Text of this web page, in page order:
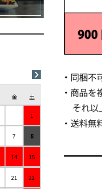
金 土
1
7 8
14 15
21 22